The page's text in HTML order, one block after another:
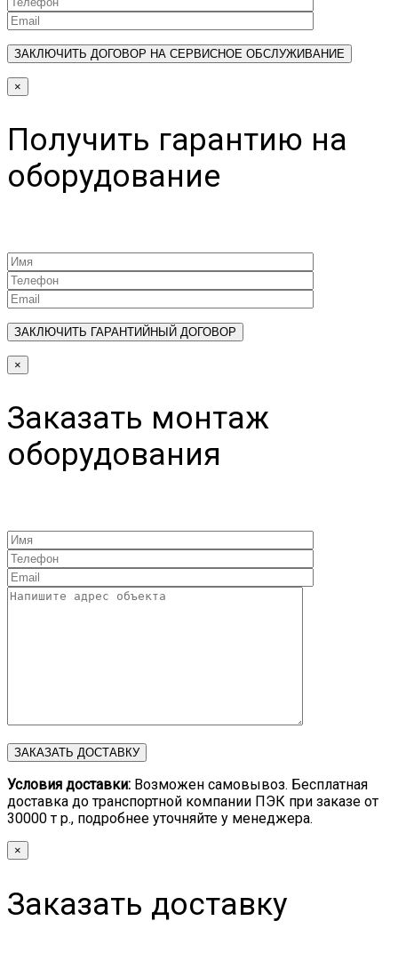
×
Получить гарантию на
оборудование
×
Заказать монтаж
оборудования
Условия доставки: Возможен самовывоз. Бесплатная
доставка до транспортной компании ПЭК при заказе от
30000 т р., подробнее уточняйте у менеджера.
×
Заказать доставку